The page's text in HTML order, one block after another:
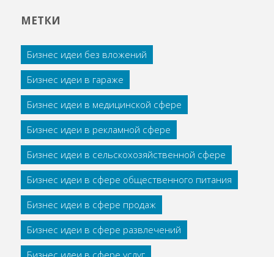
МЕТКИ
Бизнес идеи без вложений
Бизнес идеи в гараже
Бизнес идеи в медицинской сфере
Бизнес идеи в рекламной сфере
Бизнес идеи в сельскохозяйственной сфере
Бизнес идеи в сфере общественного питания
Бизнес идеи в сфере продаж
Бизнес идеи в сфере развлечений